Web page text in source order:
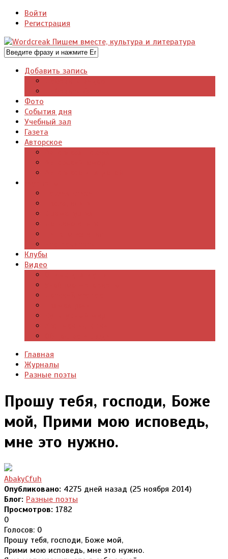
Войти
Регистрация
Добавить запись
Фото
События дня
Учебный зал
Газета
Авторское
Клубы
Видео
Главная
Журналы
Разные поэты
Прошу тебя, господи, Боже
мой, Прими мою исповедь,
мне это нужно.
AbakyCfuh
Опубликовано: 4275 дней назад (25 ноября 2014)
Блог: Разные поэты
Просмотров: 1782
0
Голосов: 0
Прошу тебя, господи, Боже мой,
Прими мою исповедь, мне это нужно.